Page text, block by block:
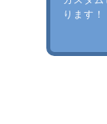
ります！